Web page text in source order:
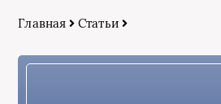
Главная Статьи